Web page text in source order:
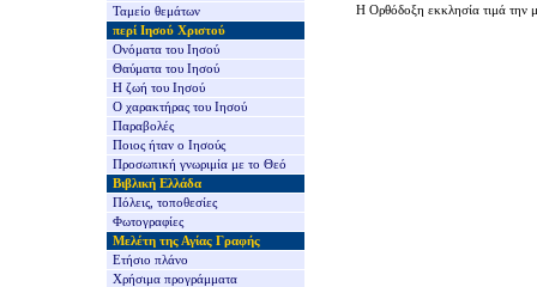
Ταμείο θεμάτων
περί Ιησού Χριστού
Ονόματα του Ιησού
Θαύματα του Ιησού
Η ζωή του Ιησού
Ο χαρακτήρας του Ιησού
Παραβολές
Ποιος ήταν ο Ιησούς
Προσωπική γνωριμία με το Θεό
Βιβλική Ελλάδα
Πόλεις, τοποθεσίες
Φωτογραφίες
Μελέτη της Αγίας Γραφής
Ετήσιο πλάνο
Χρήσιμα προγράμματα
Η Ορθόδοξη εκκλησία τιμά την